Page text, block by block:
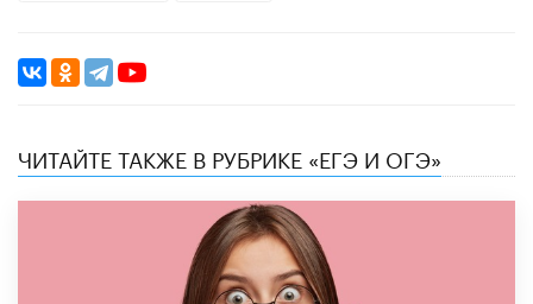
ЧИТАЙТЕ ТАКЖЕ В РУБРИКЕ «ЕГЭ И ОГЭ»